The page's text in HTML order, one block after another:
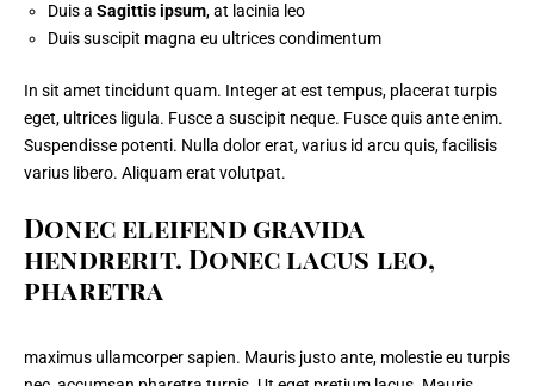
Duis a Sagittis ipsum, at lacinia leo
Duis suscipit magna eu ultrices condimentum
In sit amet tincidunt quam. Integer at est tempus, placerat turpis
eget, ultrices ligula. Fusce a suscipit neque. Fusce quis ante enim.
Suspendisse potenti. Nulla dolor erat, varius id arcu quis, facilisis
varius libero. Aliquam erat volutpat.
Donec eleifend gravida
hendrerit. Donec lacus leo,
pharetra
maximus ullamcorper sapien. Mauris justo ante, molestie eu turpis